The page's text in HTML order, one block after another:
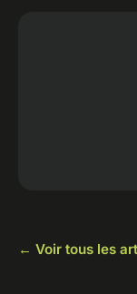
← Voir tous les